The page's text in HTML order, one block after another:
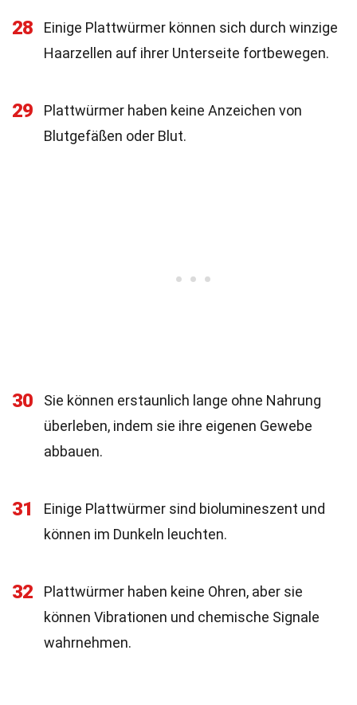
28
Einige Plattwürmer können sich durch winzige
Haarzellen auf ihrer Unterseite fortbewegen.
29
Plattwürmer haben keine Anzeichen von
Blutgefäßen oder Blut.
30
Sie können erstaunlich lange ohne Nahrung
überleben, indem sie ihre eigenen Gewebe
abbauen.
31
Einige Plattwürmer sind biolumineszent und
können im Dunkeln leuchten.
32
Plattwürmer haben keine Ohren, aber sie
können Vibrationen und chemische Signale
wahrnehmen.